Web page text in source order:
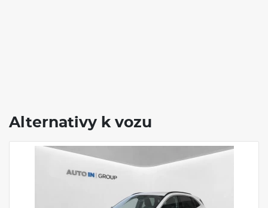
Alternativy k vozu